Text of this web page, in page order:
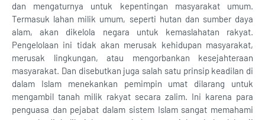
dan mengaturnya untuk kepentingan masyarakat umum.
Termasuk lahan milik umum, seperti hutan dan sumber daya
alam, akan dikelola negara untuk kemaslahatan rakyat.
Pengelolaan ini tidak akan merusak kehidupan masyarakat,
merusak lingkungan, atau mengorbankan kesejahteraan
masyarakat. Dan disebutkan juga salah satu prinsip keadilan di
dalam Islam menekankan pemimpin umat dilarang untuk
mengambil tanah milik rakyat secara zalim. Ini karena para
penguasa dan pejabat dalam sistem Islam sangat memahami